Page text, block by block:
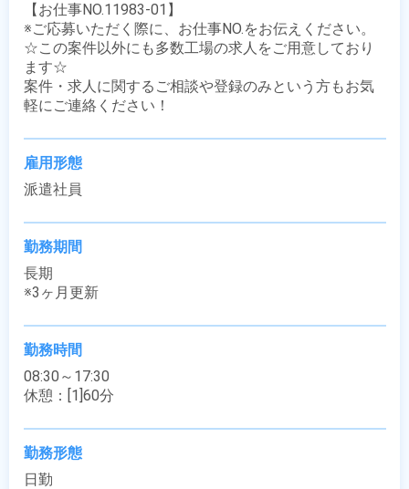
【お仕事NO.11983-01】
※ご応募いただく際に、お仕事NO.をお伝えください。
☆この案件以外にも多数工場の求人をご用意しており
ます☆
案件・求人に関するご相談や登録のみという方もお気
軽にご連絡ください！
雇用形態
派遣社員
勤務期間
長期
※3ヶ月更新
勤務時間
08:30～17:30
休憩：[1]60分
勤務形態
日勤